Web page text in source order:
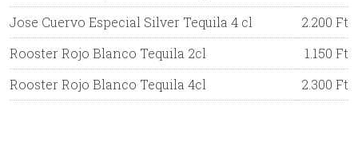
Jose Cuervo Especial Silver Tequila 4 cl
2.200 Ft
Rooster Rojo Blanco Tequila 2cl
1.150 Ft
Rooster Rojo Blanco Tequila 4cl
2.300 Ft